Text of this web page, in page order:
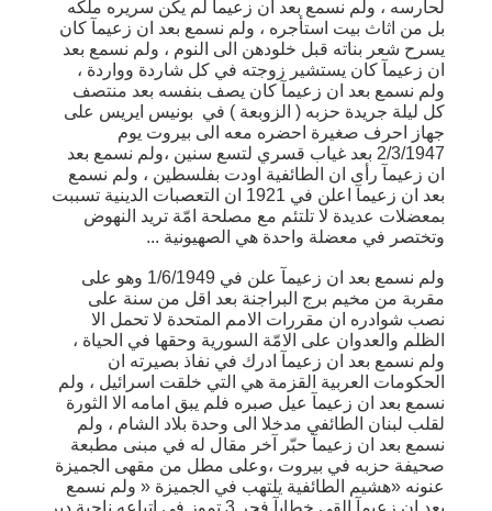
لحارسه ، ولم نسمع بعد ان زعيمآ لم يكن سريره ملكه
بل من اثاث بيت استأجره ، ولم نسمع بعد ان زعيمآ كان
يسرح شعر بناته قبل خلودهن الى النوم ، ولم نسمع بعد
ان زعيمآ كان يستشير زوجته في كل شاردة وواردة ،
ولم نسمع بعد ان زعيمآ كان يصف بنفسه بعد منتصف
كل ليلة جريدة حزبه ( الزوبعة ) في بونيس ايريس على
جهاز احرف صغيرة احضره معه الى بيروت يوم
2/3/1947 بعد غياب قسري لتسع سنين ،ولم نسمع بعد
ان زعيمآ رأى ان الطائفية اودت بفلسطين ، ولم نسمع
بعد ان زعيمآ اعلن في 1921 ان التعصبات الدينية تسببت
بمعضلات عديدة لا تلتئم مع مصلحة امّة تريد النهوض
وتختصر في معضلة واحدة هي الصهيونية ...
ولم نسمع بعد ان زعيمآ علن في 1/6/1949 وهو على
مقربة من مخيم برج البراجنة بعد اقل من سنة على
نصب شوادره ان مقررات الامم المتحدة لا تحمل الا
الظلم والعدوان على الامّة السورية وحقها في الحياة ،
ولم نسمع بعد ان زعيمآ ادرك في نفاذ بصيرته ان
الحكومات العربية القزمة هي التي خلقت اسرائيل ، ولم
نسمع بعد ان زعيمآ عيل صبره فلم يبق امامه الا الثورة
لقلب لبنان الطائفي مدخلا الى وحدة بلاد الشام ، ولم
نسمع بعد ان زعيمآ حبّر آخر مقال له في مبنى مطبعة
صحيفة حزبه في بيروت ،وعلى مطل من مقهى الجميزة
عنونه «هشيم الطائفية يلتهب في الجميزة « ولم نسمع
بعد ان زعيمآ القى خطابآ فجر 3 تموز في اتباعه ناحية دير